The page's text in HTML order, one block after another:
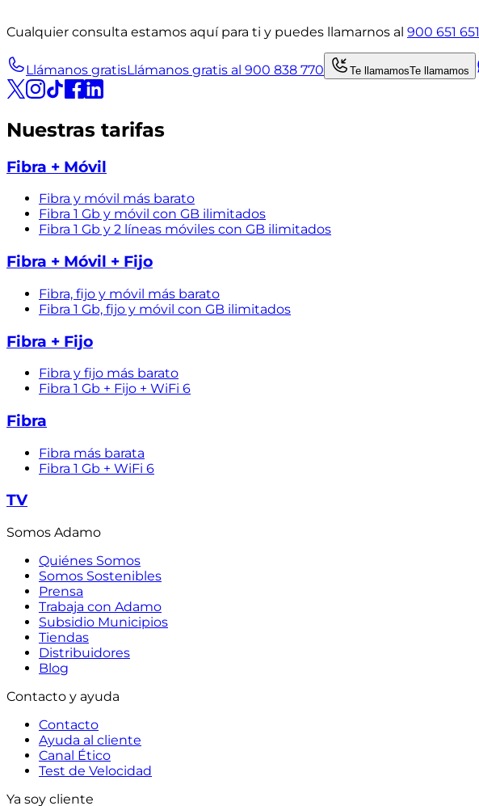
Cualquier consulta estamos aquí para ti y puedes llamarnos al 900 651 651
Llámanos gratisLlámanos gratis al 900 838 770 Te llamamosTe llamamos
Nuestras tarifas
Fibra + Móvil
Fibra y móvil más barato
Fibra 1 Gb y móvil con GB ilimitados
Fibra 1 Gb y 2 líneas móviles con GB ilimitados
Fibra + Móvil + Fijo
Fibra, fijo y móvil más barato
Fibra 1 Gb, fijo y móvil con GB ilimitados
Fibra + Fijo
Fibra y fijo más barato
Fibra 1 Gb + Fijo + WiFi 6
Fibra
Fibra más barata
Fibra 1 Gb + WiFi 6
TV
Somos Adamo
Quiénes Somos
Somos Sostenibles
Prensa
Trabaja con Adamo
Subsidio Municipios
Tiendas
Distribuidores
Blog
Contacto y ayuda
Contacto
Ayuda al cliente
Canal Ético
Test de Velocidad
Ya soy cliente